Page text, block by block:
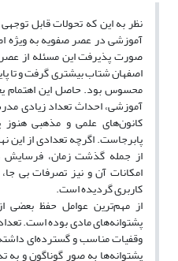
نظر به این که تحولات قابل
آموزشی در عصر صفویه به ویژه
صورت پذیرفت این مسئله از
اصفهان شتاب بیشتری گرفت و تا
محسوس بود. حاصل این اهتمام
آموزشی، احداث تعداد زیادی
کانون‌های علمی و مذهبی
پابرجاست. اگرچه تعدادی از این
از جمله گذشت زمان،
امکانات آن و نیز تصرفات بی
کاربری گردیده است.
از مهم‌ترین عوامل حفظ بعضی
پشتوانه‌های مادی بوده است.
وقفیات مناسب و گسترده‌ای
پشتوانه‌ها به صور گوناگون و